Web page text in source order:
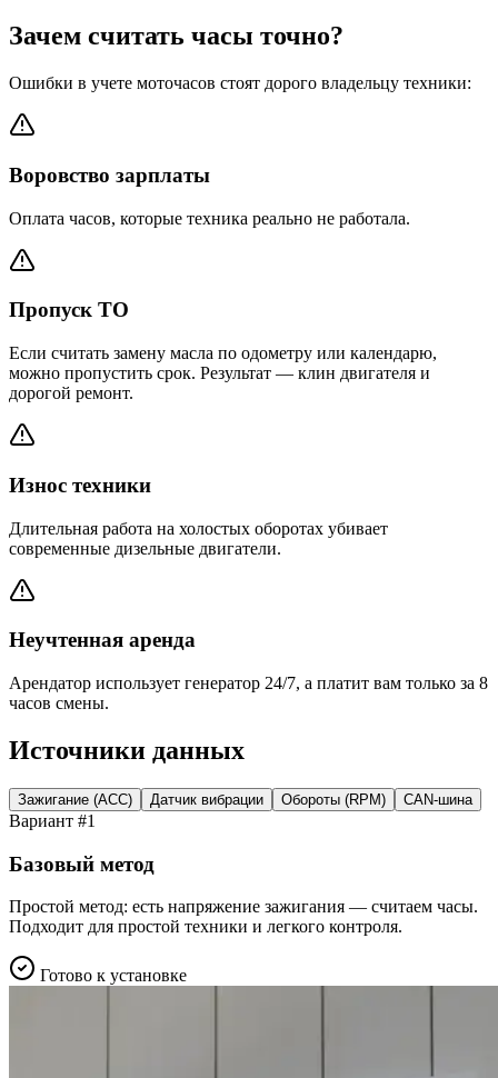
Зачем считать часы точно?
Ошибки в учете моточасов стоят дорого владельцу техники:
Воровство зарплаты
Оплата часов, которые техника реально не работала.
Пропуск ТО
Если считать замену масла по одометру или календарю,
можно пропустить срок. Результат — клин двигателя и
дорогой ремонт.
Износ техники
Длительная работа на холостых оборотах убивает
современные дизельные двигатели.
Неучтенная аренда
Арендатор использует генератор 24/7, а платит вам только за 8
часов смены.
Источники данных
Зажигание (ACC) Датчик вибрации Обороты (RPM) CAN-шина
Вариант #1
Базовый метод
Простой метод: есть напряжение зажигания — считаем часы.
Подходит для простой техники и легкого контроля.
Готово к установке